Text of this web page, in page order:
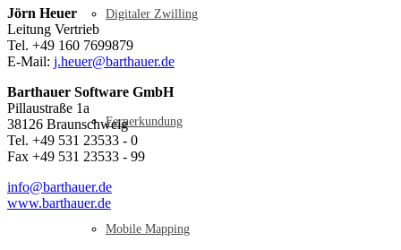
Digitaler Zwilling
Fernerkundung
Mobile Mapping
Jörn Heuer
Leitung Vertrieb
Tel. +49 160 7699879
E-Mail: j.heuer@barthauer.de
Barthauer Software GmbH
Pillaustraße 1a
38126 Braunschweig
Tel. +49 531 23533 - 0
Fax +49 531 23533 - 99
info@barthauer.de
www.barthauer.de